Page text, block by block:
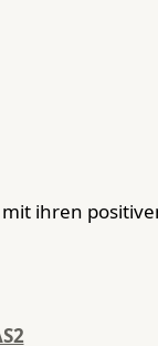
ihren